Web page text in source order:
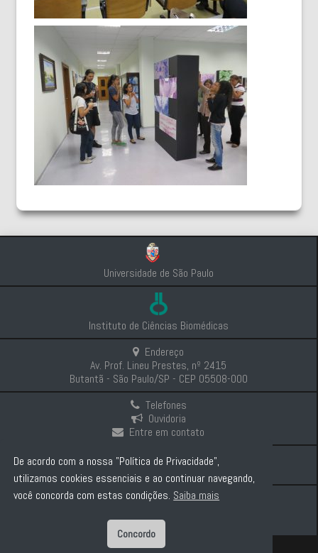
Universidade de São Paulo
Instituto de Ciências Biomédicas
Endereço
Av. Prof. Lineu Prestes, nº 2415
Butantã - São Paulo/SP - CEP 05508-000
Telefones
Ouvidoria
Entre em contato
Intranet
Comunicação e Imprensa
Politica de Privacidade
Diretor: Prof. Dr. Carlos Pelleschi Taborda
De acordo com a nossa "Política de Privacidade",
utilizamos cookies essenciais e ao continuar navegando,
você concorda com estas condições. Saiba mais
Concordo